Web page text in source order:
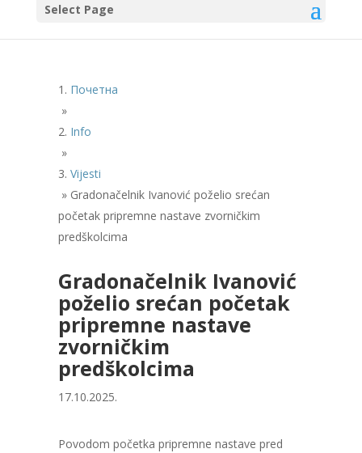
Select Page
Почетна
»
Info
»
Vijesti
» Gradonačelnik Ivanović poželio srećan
početak pripremne nastave zvorničkim
predškolcima
Gradonačelnik Ivanović
poželio srećan početak
pripremne nastave
zvorničkim
predškolcima
17.10.2025.
Povodom početka pripremne nastave pred